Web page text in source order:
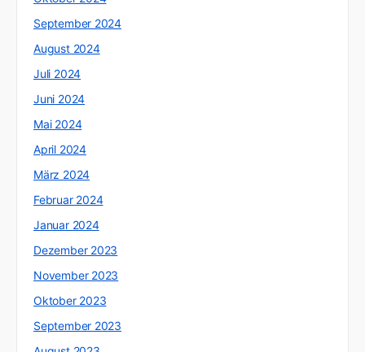
September 2024
August 2024
Juli 2024
Juni 2024
Mai 2024
April 2024
März 2024
Februar 2024
Januar 2024
Dezember 2023
November 2023
Oktober 2023
September 2023